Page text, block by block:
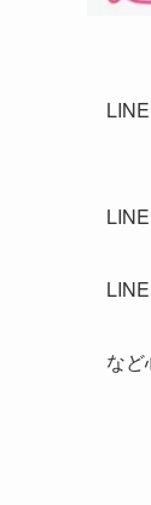
など